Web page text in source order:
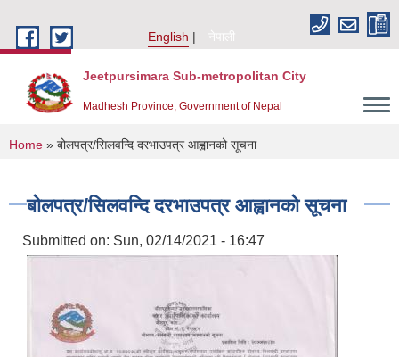
English
नेपाली
Jeetpursimara Sub-metropolitan City
Madhesh Province, Government of Nepal
You are here
Home » बोलपत्र/सिलवन्दि दरभाउपत्र आह्वानको सूचना
बोलपत्र/सिलवन्दि दरभाउपत्र आह्वानको सूचना
Submitted on: Sun, 02/14/2021 - 16:47